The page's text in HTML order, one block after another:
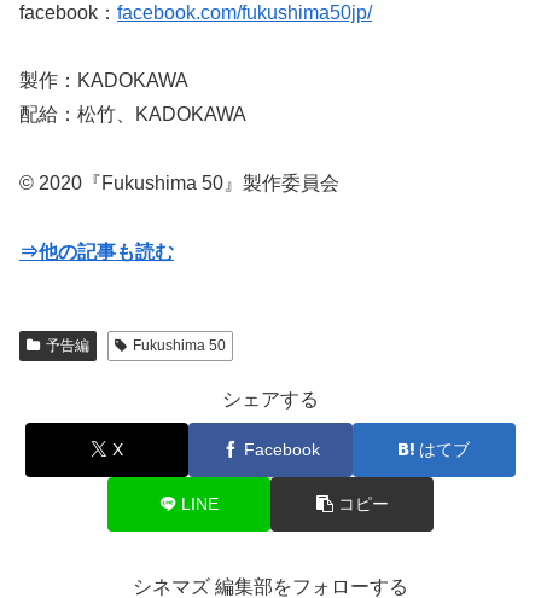
facebook： facebook.com/fukushima50jp/
製作：KADOKAWA
配給：松竹、KADOKAWA
© 2020『Fukushima 50』製作委員会
⇒他の記事も読む
予告編 Fukushima 50
シェアする
X Facebook はてブ
LINE コピー
シネマズ 編集部をフォローする